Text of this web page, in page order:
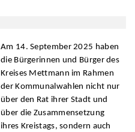
Am 14. September 2025 haben
die Bürgerinnen und Bürger des
Kreises Mettmann im Rahmen
der Kommunalwahlen nicht nur
über den Rat ihrer Stadt und
über die Zusammensetzung
ihres Kreistags, sondern auch